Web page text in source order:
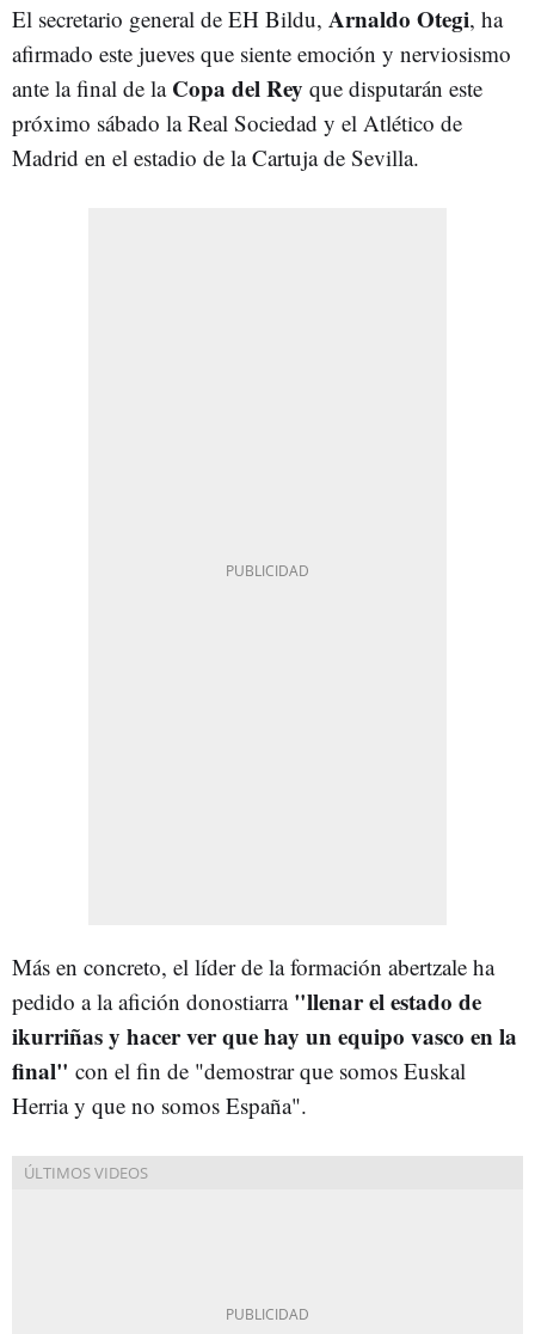
El secretario general de EH Bildu, Arnaldo Otegi, ha
afirmado este jueves que siente emoción y nerviosismo
ante la final de la Copa del Rey que disputarán este
próximo sábado la Real Sociedad y el Atlético de
Madrid en el estadio de la Cartuja de Sevilla.
Más en concreto, el líder de la formación abertzale ha
pedido a la afición donostiarra"llenar el estado de
ikurriñas y hacer ver que hay un equipo vasco en la
final" con el fin de "demostrar que somos Euskal
Herria y que no somos España".